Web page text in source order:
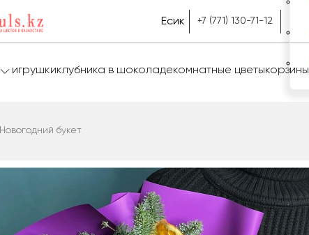
Есик +7 (771) 130-71-12
игрушкиклубника в шоколадекомнатные цветыкорзины
Новогодний букет